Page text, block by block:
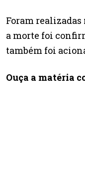
Foram realizadas
a morte foi
também foi
Ouça a matéria